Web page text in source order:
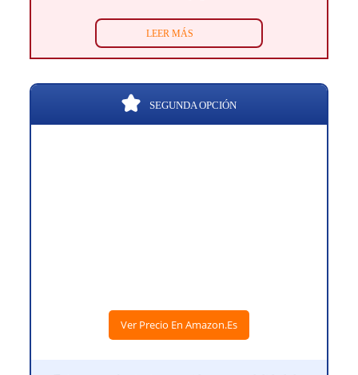
LEER MÁS
SEGUNDA OPCIÓN
Ver Precio En Amazon.es